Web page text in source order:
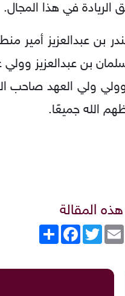
في هذا المجال.
عبدالعزيز أمير
سلمان بن عبدالعزيز
وولي ولي العهد
الله جميعًا.
المقالة
انشر
FacebookTwitterEmail